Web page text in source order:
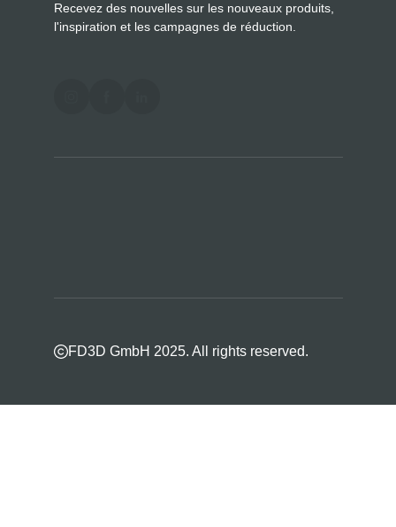
Recevez des nouvelles sur les nouveaux produits,
l'inspiration et les campagnes de réduction.
FD3D GmbH 2025. All rights reserved.